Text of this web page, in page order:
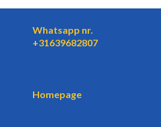
Whatsapp nr.
+31639682807
Homepage